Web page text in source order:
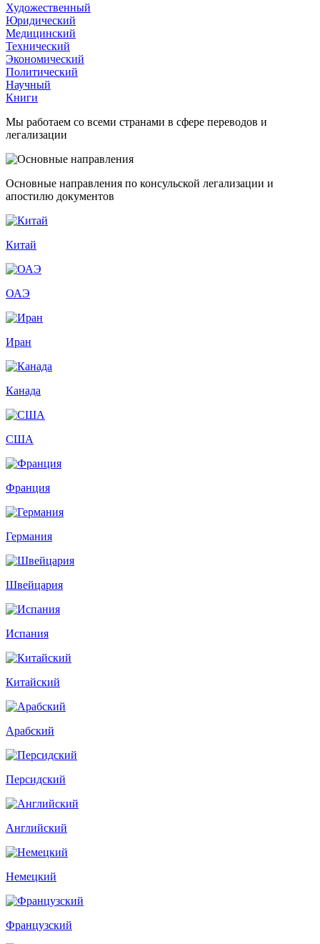
Художественный
Юридический
Медицинский
Технический
Экономический
Политический
Научный
Книги
Мы работаем со всеми странами в сфере переводов и
легализации
Основные направления по консульской легализации и
апостилю документов
Китай
ОАЭ
Иран
Канада
США
Франция
Германия
Швейцария
Испания
Китайский
Арабский
Персидский
Английский
Немецкий
Французский